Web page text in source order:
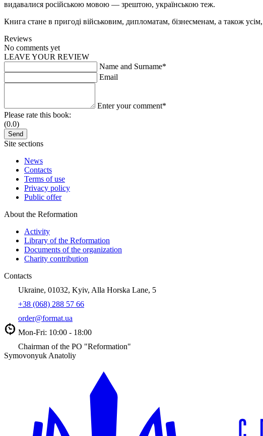
видавалися російською мовою — зрештою, українською теж.
Книга стане в пригоді військовим, дипломатам, бізнесменам, а також
Reviews
No comments yet
LEAVE YOUR REVIEW
Name and Surname*
Email
Enter your comment*
Please rate this book:
(0.0)
Site sections
News
Contacts
Terms of use
Privacy policy
Public offer
About the Reformation
Activity
Library of the Reformation
Documents of the organization
Charity contribution
Contacts
Ukraine, 01032, Kyiv, Alla Horska Lane, 5
+38 (068) 288 57 66
order@format.ua
Mon-Fri: 10:00 - 18:00
Chairman of the PO "Reformation"
Symovonyuk Anatoliy